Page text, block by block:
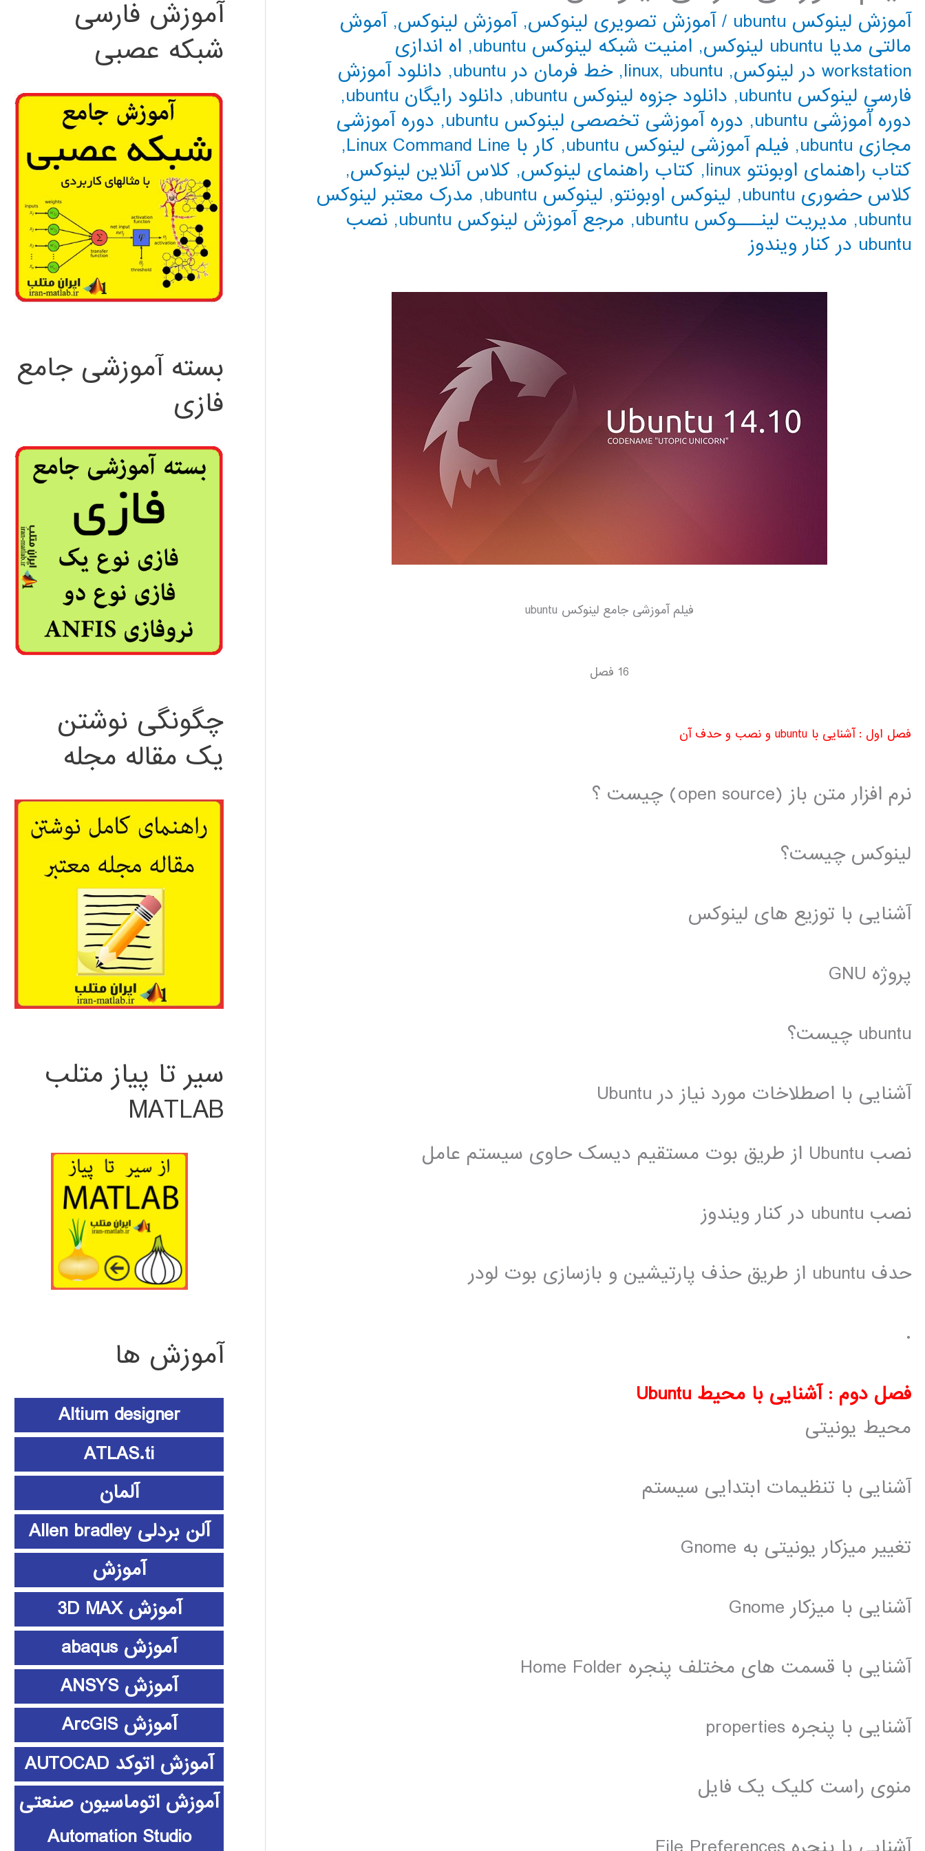
آموزش لینوکس ubuntu /آموزش تصویری لینوکس,آموزش لینوکس,آموش
مالتی مدیا ubuntu لینوکس
, امنیت شبکه لینوکس ubuntu , اه اندازی
workstation در لینوکس
,
linux, ubuntu
,خط فرمان در ubuntu , دانلود آموزش
فارسي لینوکس ubuntu
, دانلود جزوه لینوکس ubuntu , دانلود رایگان ubuntu
,
دوره آموزشی ubuntu
, دوره آموزشی تخصصی لینوکس ubuntu , دوره آموزشی
مجازی ubuntu
, فیلم آموزشی لینوکس ubuntu , کار با Linux Command Line
,
کتاب راهنمای اوبونتو linux
, کتاب راهنمای لینوکس, کلاس آنلاین لینوکس,
کلاس حضوری ubuntu
, لینوکس اوبونتو, لینوکس ubuntu , مدرک معتبر لینوکس
ubuntu
, مديريت لينـــوکس ubuntu , مرجع آموزش لینوکس ubuntu , نصب
ubuntu در کنار ویندوز
فیلم آموزشی جامع لینوکس ubuntu
16 فصل
فصل اول : آشنایی با ubuntu و نصب و حدف آن
نرم افزار متن باز (open source) چیست ؟
لینوکس چیست؟
آشنایی با توزیع های لینوکس
پروژه GNU
ubuntu چیست؟
آشنایی با اصطلاخات مورد نیاز در Ubuntu
نصب Ubuntu از طریق بوت مستقیم دیسک حاوی سیستم عامل
نصب ubuntu در کنار ویندوز
حدف ubuntu از طریق حذف پارتیشین و بازسازی بوت لودر
.
فصل دوم : آشنایی با محیط Ubuntu
محیط یونیتی
آشنایی با تنظیمات ابتدایی سیستم
تغییر میزکار یونیتی به Gnome
آشنایی با میزکار Gnome
آشنایی با قسمت های مختلف پنجره Home Folder
آشنایی با پنجره properties
منوی راست کلیک یک فایل
آموزش فارسی
شبکه عصبی
بسته آموزشی جامع
فازی
چگونگی نوشتن
یک مقاله مجله
سیر تا پیاز متلب
MATLAB
آموزش ها
Altium designer
ATLAS.ti
آلمان
آلن بردلی Allen bradley
آموزش
آموزش 3D MAX
آموزش abaqus
آموزش ANSYS
آموزش ArcGIS
آموزش اتوکد AUTOCAD
آموزش اتوماسیون صنعتی
Automation Studio